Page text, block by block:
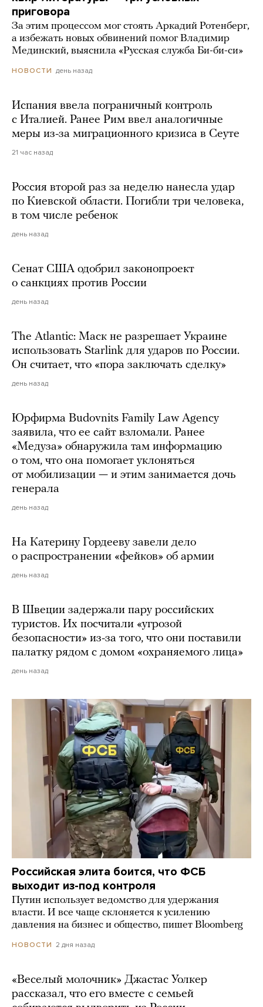
приговора
За этим процессом мог стоять Аркадий Ротенберг,
а избежать новых обвинений помог Владимир
Мединский, выяснила «Русская служба Би-би-си»
НОВОСТИ день назад
Испания ввела пограничный контроль
с Италией. Ранее Рим ввел аналогичные
меры из-за миграционного кризиса в Сеуте
21 час назад
Россия второй раз за неделю нанесла удар
по Киевской области. Погибли три человека,
в том числе ребенок
день назад
Сенат США одобрил законопроект
о санкциях против России
день назад
The Atlantic: Маск не разрешает Украине
использовать Starlink для ударов по России.
Он считает, что «пора заключать сделку»
день назад
Юрфирма Budovnits Family Law Agency
заявила, что ее сайт взломали. Ранее
«Медуза» обнаружила там информацию
о том, что она помогает уклоняться
от мобилизации — и этим занимается дочь
генерала
день назад
На Катерину Гордееву завели дело
о распространении «фейков» об армии
день назад
В Швеции задержали пару российских
туристов. Их посчитали «угрозой
безопасности» из-за того, что они поставили
палатку рядом с домом «охраняемого лица»
день назад
Российская элита боится, что ФСБ
выходит из-под контроля
Путин использует ведомство для удержания
власти. И все чаще склоняется к усилению
давления на бизнес и общество, пишет Bloomberg
НОВОСТИ 2 дня назад
«Веселый молочник» Джастас Уолкер
рассказал, что его вместе с семьей